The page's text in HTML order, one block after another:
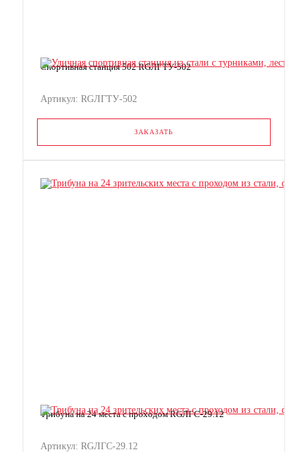
Спортивная станция 502 RGЛГТУ-502
Артикул: RGЛГТУ-502
ЗАКАЗАТЬ
Трибуна на 24 места с проходом RGЛГС-29.12
Артикул: RGЛГС-29.12